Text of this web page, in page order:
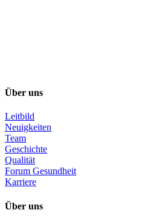
Über uns
Leitbild
Neuigkeiten
Team
Geschichte
Qualität
Forum Gesundheit
Karriere
Über uns